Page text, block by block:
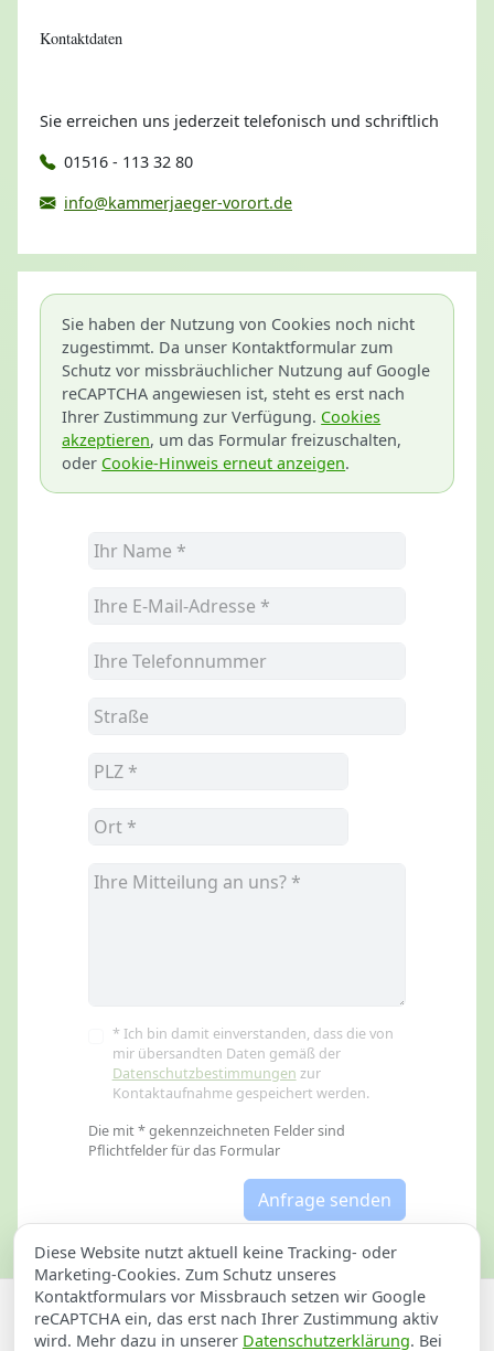
Kontaktdaten
Sie erreichen uns jederzeit telefonisch und schriftlich
01516 - 113 32 80
info@kammerjaeger-vorort.de
Sie haben der Nutzung von Cookies noch nicht
zugestimmt. Da unser Kontaktformular zum
Schutz vor missbräuchlicher Nutzung auf Google
reCAPTCHA angewiesen ist, steht es erst nach
Ihrer Zustimmung zur Verfügung. Cookies
akzeptieren, um das Formular freizuschalten,
oder Cookie-Hinweis erneut anzeigen.
* Ich bin damit einverstanden, dass die von
mir übersandten Daten gemäß der
Datenschutzbestimmungen zur
Kontaktaufnahme gespeichert werden.
Die mit * gekennzeichneten Felder sind
Pflichtfelder für das Formular
Anfrage senden
Datenschutzerklärung Impressum
Diese Website nutzt aktuell keine Tracking- oder
Marketing-Cookies. Zum Schutz unseres
Kontaktformulars vor Missbrauch setzen wir Google
reCAPTCHA ein, das erst nach Ihrer Zustimmung aktiv
wird. Mehr dazu in unserer Datenschutzerklärung. Bei